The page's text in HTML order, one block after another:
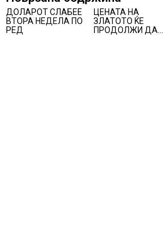
ДОЛАРОТ СЛАБЕЕ
ВТОРА НЕДЕЛА ПО
РЕД
ЦЕНАТА НА
ЗЛАТОТО ЌЕ
ПРОДОЛЖИ ДА